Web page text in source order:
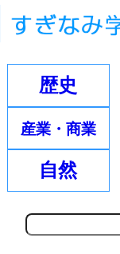
歴史
産業・ 商業
自然